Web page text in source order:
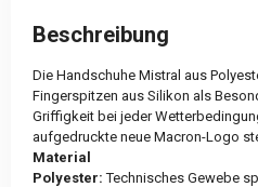
Beschreibung
Die Handschuhe Mistral aus
Fingerspitzen aus Silikon als
Griffigkeit bei jeder
aufgedruckte neue Macron-Logo
Material
Polyester: Technisches Gewebe